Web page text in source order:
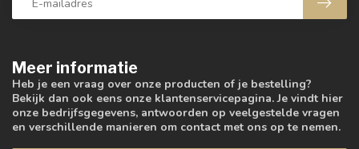
Meer informatie
Heb je een vraag over onze producten of je bestelling?
Bekijk dan ook eens onze klantenservicepagina. Je vindt hier
onze bedrijfsgegevens, antwoorden op veelgestelde vragen
en verschillende manieren om contact met ons op te nemen.